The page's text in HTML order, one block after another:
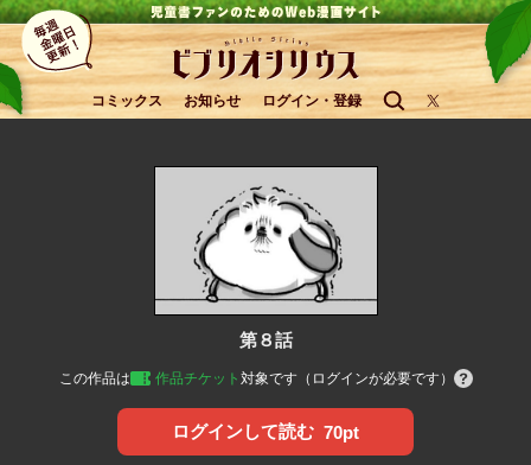
コミックス お知らせ ログイン・登録
第８話
この作品は 作品チケット 対象です（ログインが必要です）
ログインして読む 70pt